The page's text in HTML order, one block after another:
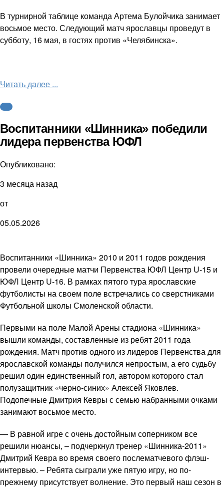
В турнирной таблице команда Артема Булойчика занимает
восьмое место. Следующий матч ярославцы проведут в
субботу, 16 мая, в гостях против «Челябинска».
Читать далее ...
ФНЛ
Воспитанники «Шинника» победили
лидера первенства ЮФЛ
Опубликовано:
3 месяца назад
от
05.05.2026
Воспитанники «Шинника» 2010 и 2011 годов рождения
провели очередные матчи Первенства ЮФЛ Центр U-15 и
ЮФЛ Центр U-16. В рамках пятого тура ярославские
футболисты на своем поле встречались со сверстниками
Футбольной школы Смоленской области.
Первыми на поле Малой Арены стадиона «Шинника»
вышли команды, составленные из ребят 2011 года
рождения. Матч против одного из лидеров Первенства для
ярославской команды получился непростым, а его судьбу
решил один единственный гол, автором которого стал
полузащитник «черно-синих» Алексей Яковлев.
Подопечные Дмитрия Кевры с семью набранными очками
занимают восьмое место.
— В равной игре с очень достойным соперником все
решили нюансы, – подчеркнул тренер «Шинника-2011»
Дмитрий Кевра во время своего послематчевого флэш-
интервью. – Ребята сыграли уже пятую игру, но по-
прежнему присутствует волнение. Это первый наш сезон в